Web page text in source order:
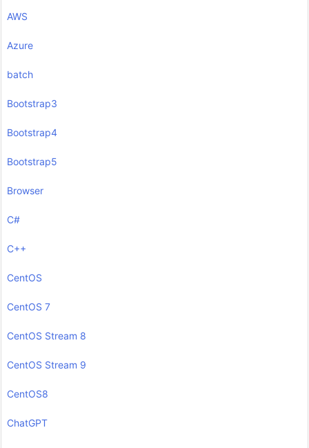
AWS
Azure
batch
Bootstrap3
Bootstrap4
Bootstrap5
Browser
C#
C++
CentOS
CentOS 7
CentOS Stream 8
CentOS Stream 9
CentOS8
ChatGPT